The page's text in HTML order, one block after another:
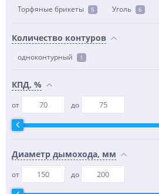
Торфяные брикеты 5 Уголь 6
Количество контуров
одноконтурный 1
КПД, %
от до
Диаметр дымохода, мм
от до